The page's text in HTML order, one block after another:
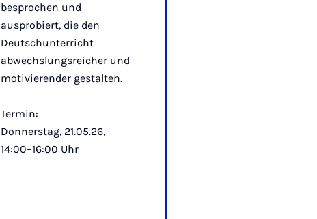
besprochen und
ausprobiert, die den
Deutschunterricht
abwechslungsreicher und
motivierender gestalten.
Termin:
Donnerstag, 21.05.26,
14:00–16:00 Uhr